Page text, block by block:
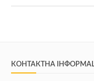
КОНТАКТНА